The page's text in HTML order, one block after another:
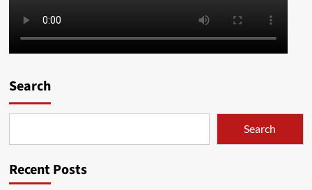
Search
Search
Recent Posts